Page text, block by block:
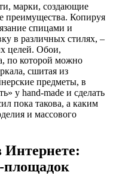
марки, создающие
преимущества. Копируя
спицами и
в различных стилях, –
целей. Обои,
по которой можно
сшитая из
предметы, в
у hand-made и сделать
пока такова, а каким
и массового
Интернете: